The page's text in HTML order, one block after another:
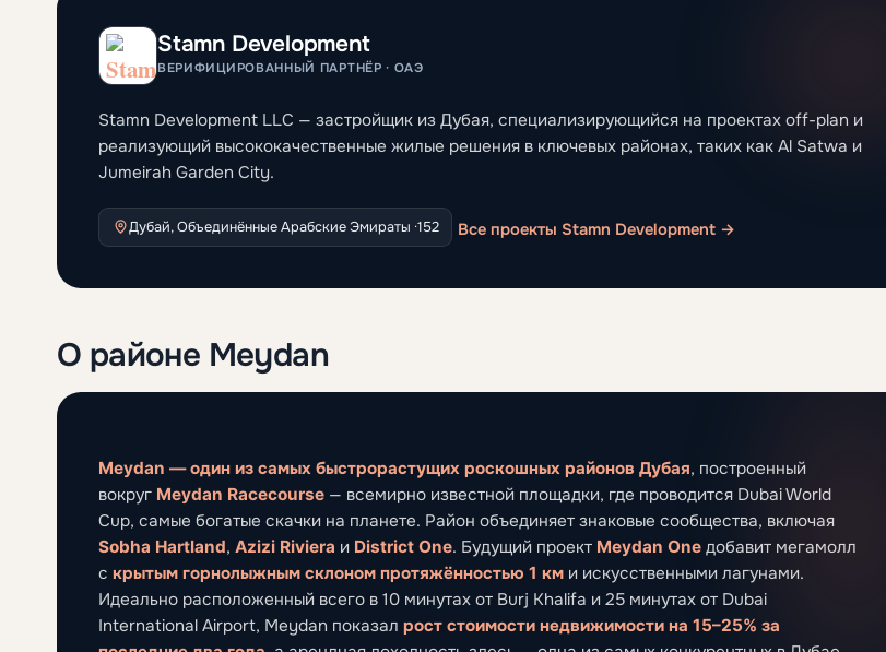
Stamn Development
ВЕРИФИЦИРОВАННЫЙ ПАРТНЁР · ОАЭ
Stamn Development LLC — застройщик из Дубая, специализирующийся на проектах off-plan и
реализующий высококачественные жилые решения в ключевых районах, таких как Al Satwa и
Jumeirah Garden City.
Дубай, Объединённые Арабские Эмираты ·152 Все проекты Stamn Development →
О районе Meydan
Meydan — один из самых быстрорастущих роскошных районов Дубая, построенный
вокруг Meydan Racecourse — всемирно известной площадки, где проводится Dubai World
Cup, самые богатые скачки на планете. Район объединяет знаковые сообщества, включая
Sobha Hartland, Azizi Riviera и District One. Будущий проект Meydan One добавит мегамолл
с крытым горнолыжным склоном протяжённостью 1 км и искусственными лагунами.
Идеально расположенный всего в 10 минутах от Burj Khalifa и 25 минутах от Dubai
International Airport, Meydan показал рост стоимости недвижимости на 15–25% за